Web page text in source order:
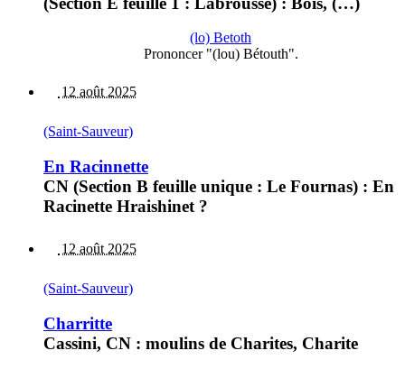
(lo) Betoth
Prononcer "(lou) Bétouth".
12 août 2025
(Saint-Sauveur)
En Racinnette
CN (Section B feuille unique : Le Fournas) : En
Racinette Hraishinet ?
12 août 2025
(Saint-Sauveur)
Charritte
Cassini, CN : moulins de Charites, Charite